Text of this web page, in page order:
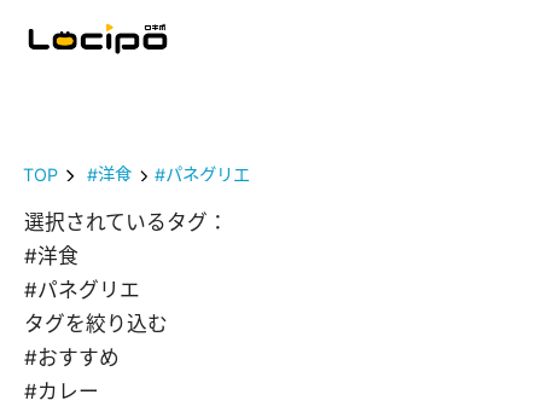
TOP #洋食 #パネグリエ
選択されているタグ：
#洋食
#パネグリエ
タグを絞り込む
#おすすめ
#カレー